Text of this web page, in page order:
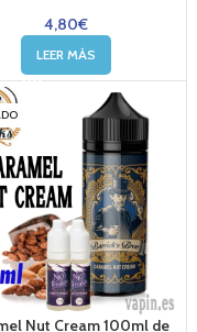
4,80€
LEER MÁS
Nut Cream 100ml de